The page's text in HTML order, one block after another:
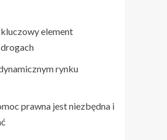
element
rynku
prawna jest niezbędna i